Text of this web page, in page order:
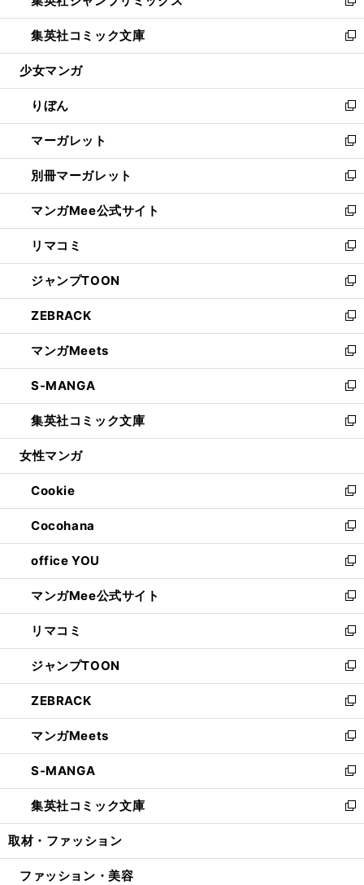
開
く
ウ
で
開
ン
ド
ウ
開
く
い
ウ
ィ
ン
ウ
で
開
く
新
し
い
ウ
ン
ド
ウ
で
開
く
集英社コミック文庫
新
し
ウ
ィ
ン
ド
ウ
で
開
く
少女マンガ
りぼん
新
し
い
ウ
ィ
ン
ド
ウ
で
開
く
マーガレット
新
し
い
ウ
ィ
ン
ド
ウ
で
開
く
別冊マーガレット
新
し
い
ウ
ィ
ン
ド
ウ
で
開
く
マンガMee公式サイト
新
し
い
ウ
ィ
ン
ド
ウ
で
開
く
リマコミ
新
し
い
ウ
ィ
ン
ド
ウ
で
開
く
ジャンプTOON
新
し
い
ウ
ィ
ン
ド
ウ
で
開
ZEBRACK
新
し
い
ウ
ィ
ン
ド
ウ
開
く
マンガMeets
新
し
い
ウ
ィ
ン
ウ
で
開
く
S-MANGA
新
し
い
ウ
ン
ド
ウ
で
開
く
集英社コミック文庫
新
し
ウ
ィ
ン
ド
ウ
で
開
く
女性マンガ
Cookie
新
し
い
ウ
ィ
ン
ド
ウ
で
開
く
Cocohana
新
し
い
ウ
ィ
ン
ド
ウ
で
開
く
office YOU
新
し
い
ウ
ィ
ン
ド
ウ
で
開
く
マンガMee公式サイト
新
し
い
ウ
ィ
ン
ド
ウ
で
開
く
リマコミ
新
し
い
ウ
ィ
ン
ド
ウ
で
開
く
ジャンプTOON
新
し
い
ウ
ィ
ン
ド
ウ
で
開
ZEBRACK
新
し
い
ウ
ィ
ン
ド
ウ
開
マンガMeets
新
し
い
ウ
ィ
ン
ウ
S-MANGA
新
し
い
ウ
ン
集英社コミック文庫
新
し
ウ
取材・ファッション
ファッション・美容